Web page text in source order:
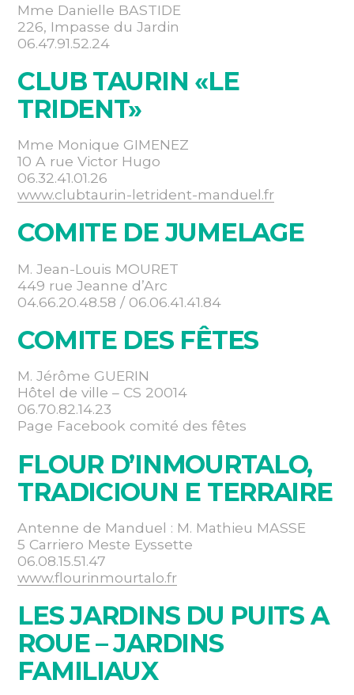
Mme Danielle BASTIDE
226, Impasse du Jardin
06.47.91.52.24
CLUB TAURIN «LE
TRIDENT»
Mme Monique GIMENEZ
10 A rue Victor Hugo
06.32.41.01.26
www.clubtaurin-letrident-manduel.fr
COMITE DE JUMELAGE
M. Jean-Louis MOURET
449 rue Jeanne d’Arc
04.66.20.48.58 / 06.06.41.41.84
COMITE DES FÊTES
M. Jérôme GUERIN
Hôtel de ville – CS 20014
06.70.82.14.23
Page Facebook comité des fêtes
FLOUR D’INMOURTALO,
TRADICIOUN E TERRAIRE
Antenne de Manduel : M. Mathieu MASSE
5 Carriero Meste Eyssette
06.08.15.51.47
www.flourinmourtalo.fr
LES JARDINS DU PUITS A
ROUE – JARDINS
FAMILIAUX